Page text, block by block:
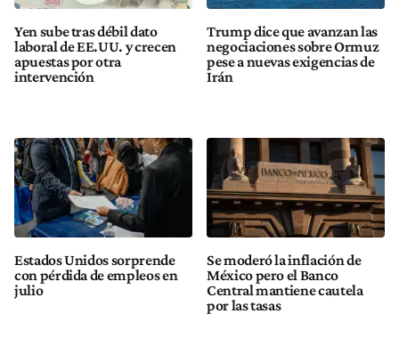
Yen sube tras débil dato
laboral de EE.UU. y crecen
apuestas por otra
intervención
Trump dice que avanzan las
negociaciones sobre Ormuz
pese a nuevas exigencias de
Irán
Estados Unidos sorprende
con pérdida de empleos en
julio
Se moderó la inflación de
México pero el Banco
Central mantiene cautela
por las tasas